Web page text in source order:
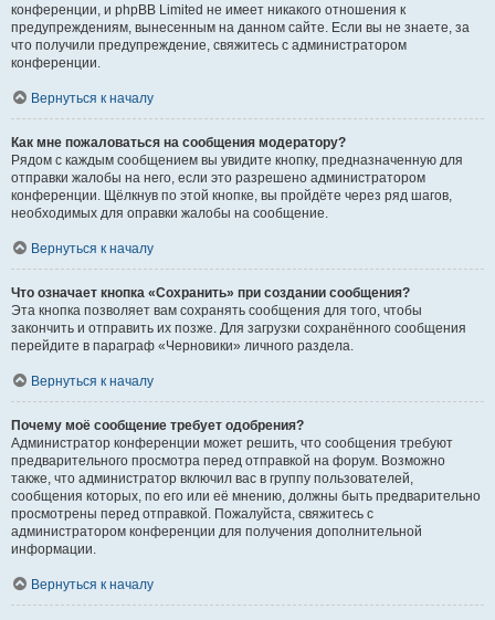
конференции, и phpBB Limited не имеет никакого отношения к
предупреждениям, вынесенным на данном сайте. Если вы не знаете, за
что получили предупреждение, свяжитесь с администратором
конференции.
Вернуться к началу
Как мне пожаловаться на сообщения модератору?
Рядом с каждым сообщением вы увидите кнопку, предназначенную для
отправки жалобы на него, если это разрешено администратором
конференции. Щёлкнув по этой кнопке, вы пройдёте через ряд шагов,
необходимых для оправки жалобы на сообщение.
Вернуться к началу
Что означает кнопка «Сохранить» при создании сообщения?
Эта кнопка позволяет вам сохранять сообщения для того, чтобы
закончить и отправить их позже. Для загрузки сохранённого сообщения
перейдите в параграф «Черновики» личного раздела.
Вернуться к началу
Почему моё сообщение требует одобрения?
Администратор конференции может решить, что сообщения требуют
предварительного просмотра перед отправкой на форум. Возможно
также, что администратор включил вас в группу пользователей,
сообщения которых, по его или её мнению, должны быть предварительно
просмотрены перед отправкой. Пожалуйста, свяжитесь с
администратором конференции для получения дополнительной
информации.
Вернуться к началу